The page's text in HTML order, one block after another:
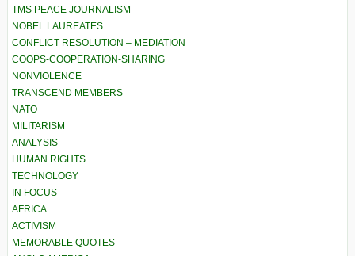
TMS PEACE JOURNALISM
NOBEL LAUREATES
CONFLICT RESOLUTION – MEDIATION
COOPS-COOPERATION-SHARING
NONVIOLENCE
TRANSCEND MEMBERS
NATO
MILITARISM
ANALYSIS
HUMAN RIGHTS
TECHNOLOGY
IN FOCUS
AFRICA
ACTIVISM
MEMORABLE QUOTES